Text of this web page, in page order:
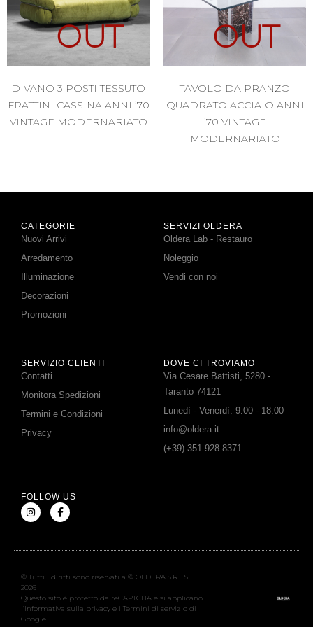
OUT
DIVANO 3 POSTI TESSUTO
FRATTINI CASSINA ANNI ’70
VINTAGE MODERNARIATO
OUT
TAVOLO DA PRANZO
QUADRATO ACCIAIO ANNI
’70 VINTAGE
MODERNARIATO
CATEGORIE
Nuovi Arrivi
Arredamento
Illuminazione
Decorazioni
Promozioni
SERVIZI OLDERA
Oldera Lab - Restauro
Noleggio
Vendi con noi
SERVIZIO CLIENTI
Contatti
Monitora Spedizioni
Termini e Condizioni
Privacy
DOVE CI TROVIAMO
Via Cesare Battisti, 5280 -
Taranto 74121
Lunedì - Venerdì: 9:00 - 18:00
info@oldera.it
(+39) 351 928 8371
FOLLOW US
© Tutti i diritti sono riservati a © OLDERA S.R.L.S.
2026
Questo sito è protetto da reCAPTCHA e si applicano
l’Informativa sulla privacy e i Termini di servizio di
Google.